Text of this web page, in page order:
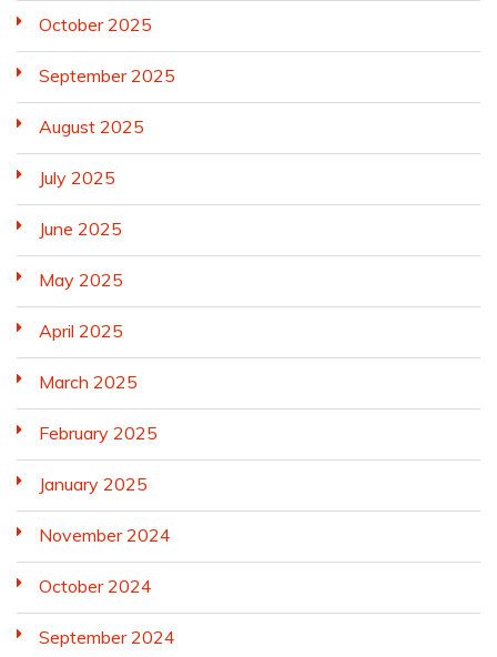
October 2025
September 2025
August 2025
July 2025
June 2025
May 2025
April 2025
March 2025
February 2025
January 2025
November 2024
October 2024
September 2024